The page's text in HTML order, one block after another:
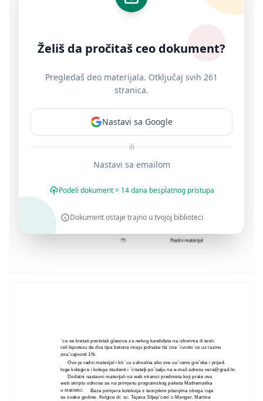
´ce se kretati postotak glasova za nekog kandidata na izborima ili testi-
rali hipotezu da dva tipa betona imaju jednake tlaˇcne ˇcvrsto´ce uz razinu
znaˇcajnosti 1%
.
Ovo je radni materijal i bit ´cu zahvalna ako sve uoˇcene greˇske i prijed-
loge kolegice i kolege studenti i ˇcitatelji poˇsalju na e-mail adresu vera@grad.hr.
Dodatni nastavni materijali na web stranici predmeta koji prate ovu
web skriptu odnose se na primjenu programskog paketa Mathematika
u statistici.
Baza primjera kolokvija s teorijskim pitanjima oboga´cuje
se svake godine. Kolgice dr. sc. Tajana Slijepˇcevi´c-Manger, Martina
Želiš da pročitaš ceo dokument?
Pregledaš deo materijala. Otključaj svih 261
stranica.
Nastavi sa Google
ili
Nastavi sa emailom
Podeli dokument = 14 dana besplatnog pristupa
Dokument ostaje trajno u tvojoj biblioteci